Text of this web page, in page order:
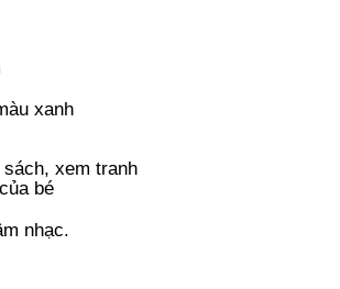
xanh
xem tranh
bé
nhạc.